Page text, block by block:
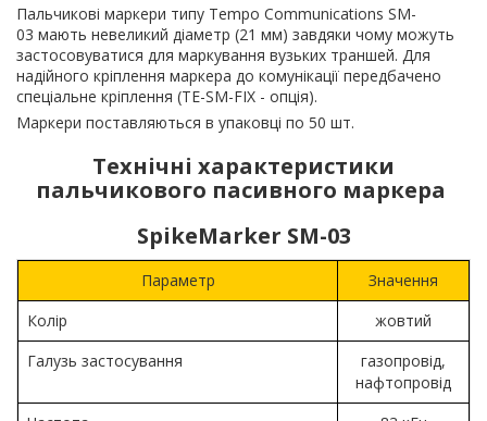
Пальчикові маркери типу Tempo Communications SM-
03 мають невеликий діаметр (21 мм) завдяки чому можуть
застосовуватися для маркування вузьких траншей. Для
надійного кріплення маркера до комунікації передбачено
спеціальне кріплення (TE-SM-FIX - опція).
Маркери поставляються в упаковці по 50 шт.
Технічні характеристики
пальчикового пасивного маркера
SpikeMarker SM-03
Параметр
Значення
Колір
жовтий
Галузь застосування
газопровід,
нафтопровід